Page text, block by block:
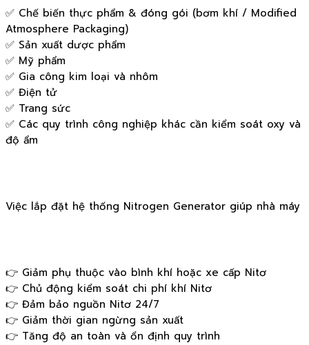
✅ Chế biến thực phẩm & đóng gói (bơm khí / Modified
Atmosphere Packaging)
✅ Sản xuất dược phẩm
✅ Mỹ phẩm
✅ Gia công kim loại và nhôm
✅ Điện tử
✅ Trang sức
✅ Các quy trình công nghiệp khác cần kiểm soát oxy và
độ ẩm
Việc lắp đặt hệ thống Nitrogen Generator giúp nhà máy
👉 Giảm phụ thuộc vào bình khí hoặc xe cấp Nitơ
👉 Chủ động kiểm soát chi phí khí Nitơ
👉 Đảm bảo nguồn Nitơ 24/7
👉 Giảm thời gian ngừng sản xuất
👉 Tăng độ an toàn và ổn định quy trình